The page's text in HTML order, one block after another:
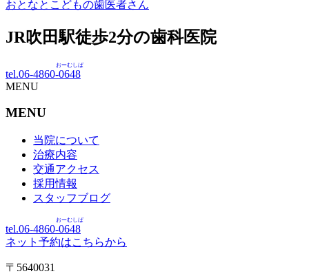
おとなとこどもの歯医者さん
JR吹田駅徒歩2分の歯科医院
tel.06-4860-0648
おーむしば
MENU
MENU
当院について
治療内容
交通アクセス
採用情報
スタッフブログ
tel.06-4860-0648
おーむしば
ネット予約はこちらから
〒5640031